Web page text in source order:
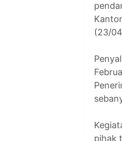
(23/
pihak